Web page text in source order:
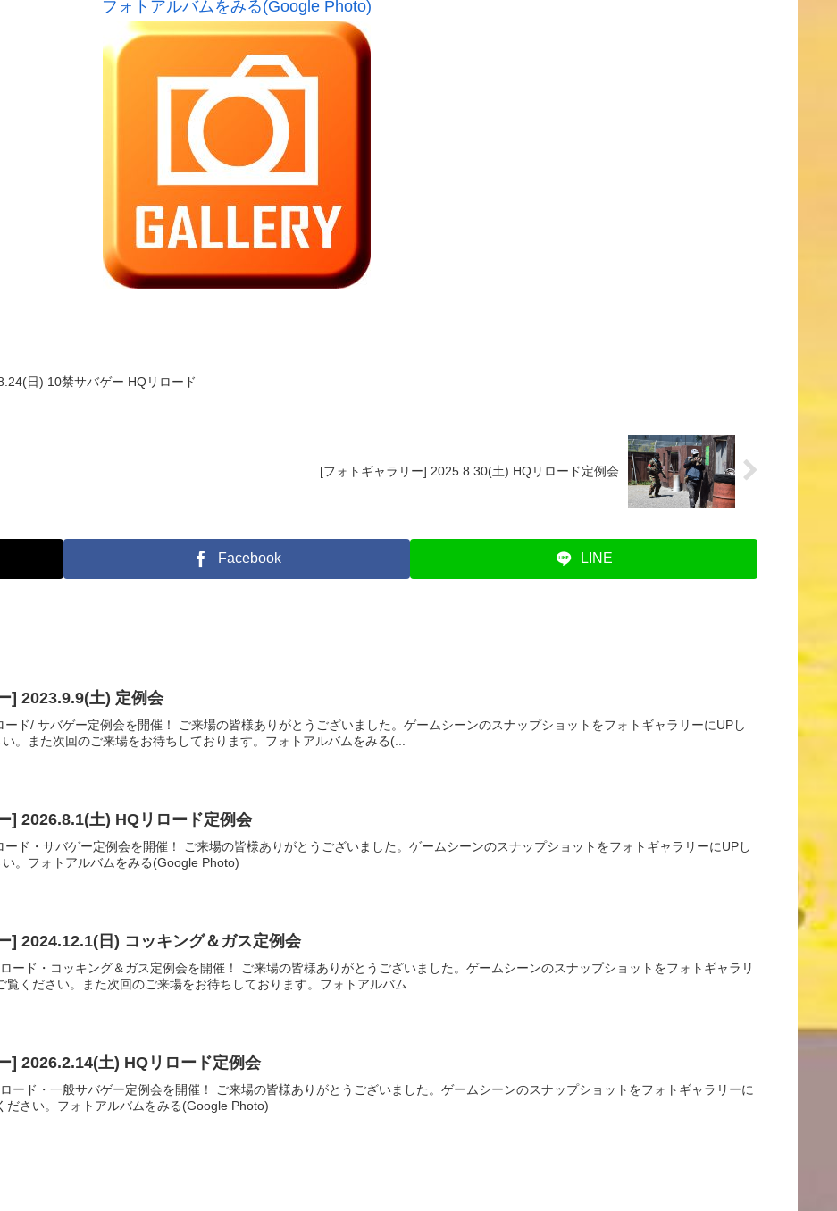
フォトアルバムをみる(Google Photo)
日) 10禁サバゲー HQリロード
[フォトギャラリー] 2025.8.30(土) HQリロード定例会
Facebook LINE
] 2023.9.9(土) 定例会
ド/ サバゲー定例会を開催！ ご来場の皆様ありがとうございました。ゲームシーンのスナップショットをフォトギャラリーにUPし
。また次回のご来場をお待ちしております。フォトアルバムをみる(...
] 2026.8.1(土) HQリロード定例会
ド・サバゲー定例会を開催！ ご来場の皆様ありがとうございました。ゲームシーンのスナップショットをフォトギャラリーにUPし
。フォトアルバムをみる(Google Photo)
] 2024.12.1(日) コッキング＆ガス定例会
ード・コッキング＆ガス定例会を開催！ ご来場の皆様ありがとうございました。ゲームシーンのスナップショットをフォトギャラリ
覧ください。また次回のご来場をお待ちしております。フォトアルバム...
] 2026.2.14(土) HQリロード定例会
ード・一般サバゲー定例会を開催！ ご来場の皆様ありがとうございました。ゲームシーンのスナップショットをフォトギャラリーに
ださい。フォトアルバムをみる(Google Photo)